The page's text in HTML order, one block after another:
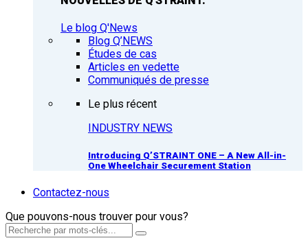
Le blog Q'News
Blog Q’NEWS
Études de cas
Articles en vedette
Communiqués de presse
Le plus récent
INDUSTRY NEWS
Introducing Q’STRAINT ONE – A New All-in-
One Wheelchair Securement Station
Contactez-nous
Que pouvons-nous trouver pour vous?